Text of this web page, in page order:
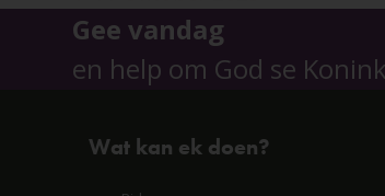
previous
post:
Gee vandag
en help om God se
Wat kan ek doen?